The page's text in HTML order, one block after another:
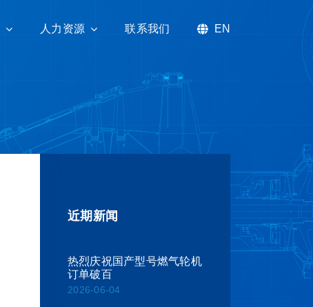
人力资源 联系我们 EN
人力资源 联系我们 EN
近期新闻
热烈庆祝国产型号燃气轮机
订单破百
2026-06-04